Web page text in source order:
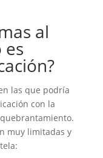
al
es
las que podría
con la
muy limitadas y